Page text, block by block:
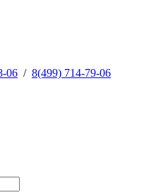
06 / 8(499) 714-79-06